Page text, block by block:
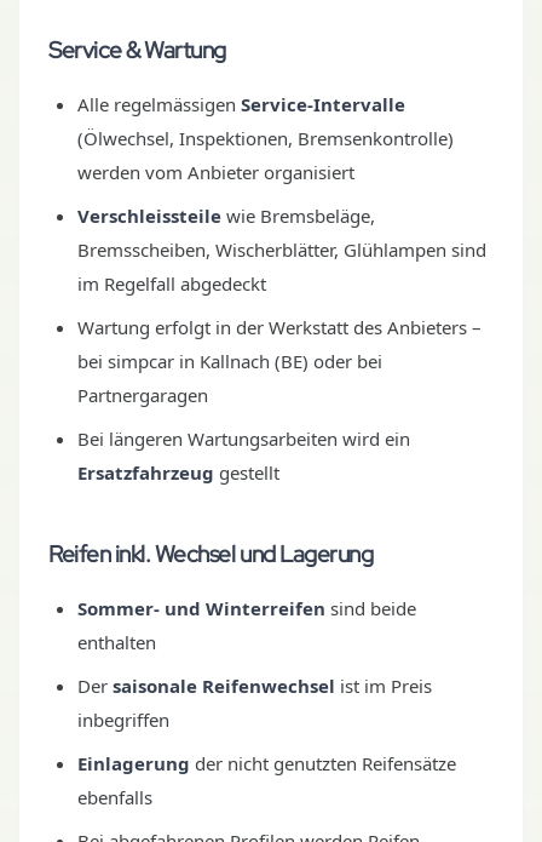
Service & Wartung
Alle regelmässigen Service-Intervalle
(Ölwechsel, Inspektionen, Bremsenkontrolle)
werden vom Anbieter organisiert
Verschleissteile wie Bremsbeläge,
Bremsscheiben, Wischerblätter, Glühlampen sind
im Regelfall abgedeckt
Wartung erfolgt in der Werkstatt des Anbieters –
bei simpcar in Kallnach (BE) oder bei
Partnergaragen
Bei längeren Wartungsarbeiten wird ein
Ersatzfahrzeug gestellt
Reifen inkl. Wechsel und Lagerung
Sommer- und Winterreifen sind beide
enthalten
Der saisonale Reifenwechsel ist im Preis
inbegriffen
Einlagerung der nicht genutzten Reifensätze
ebenfalls